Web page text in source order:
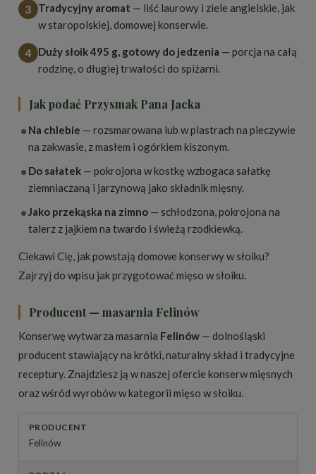
3 Tradycyjny aromat — liść laurowy i ziele angielskie, jak
w staropolskiej, domowej konserwie.
4 Duży słoik 495 g, gotowy do jedzenia — porcja na całą
rodzinę, o długiej trwałości do spiżarni.
Jak podać Przysmak Pana Jacka
• Na chlebie — rozsmarowana lub w plastrach na pieczywie
na zakwasie, z masłem i ogórkiem kiszonym.
• Do sałatek — pokrojona w kostkę wzbogaca sałatkę
ziemniaczaną i jarzynową jako składnik mięsny.
•Jako przekąska na zimno — schłodzona, pokrojona na
talerz z jajkiem na twardo i świeżą rzodkiewką.
Ciekawi Cię, jak powstają domowe konserwy w słoiku?
Zajrzyj do wpisu jak przygotować mięso w słoiku.
Producent — masarnia Felinów
Konserwę wytwarza masarnia Felinów — dolnośląski
producent stawiający na krótki, naturalny skład i tradycyjne
receptury. Znajdziesz ją w naszej ofercie konserw mięsnych
oraz wśród wyrobów w kategorii mięso w słoiku.
PRODUCENT
Felinów